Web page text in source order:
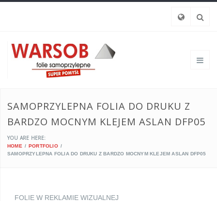
SAMOPRZYLEPNA FOLIA DO DRUKU Z
BARDZO MOCNYM KLEJEM ASLAN DFP05
YOU ARE HERE:
HOME
PORTFOLIO
SAMOPRZYLEPNA FOLIA DO DRUKU Z BARDZO MOCNYM KLEJEM ASLAN DFP05
FOLIE W REKLAMIE WIZUALNEJ